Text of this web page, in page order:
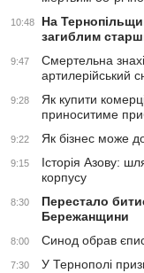
10:48
На
загиблим
9:47
Смертельна
артилерійський
9:28
Як купити
приноситиме
9:22 Як бізнес може
9:15
Історія Азову:
корпусу
8:30
Перестало
Бережанщини
8:00 Синод обрав
7:30 У Тернополі